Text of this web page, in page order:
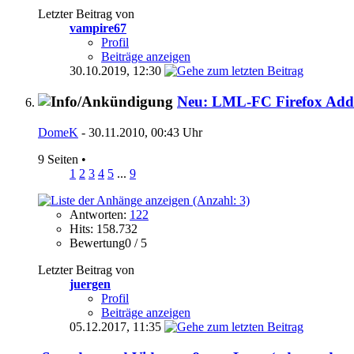
Letzter Beitrag von
vampire67
Profil
Beiträge anzeigen
30.10.2019, 12:30
Neu: LML-FC Firefox
DomeK - 30.11.2010, 00:43 Uhr
9 Seiten •
1 2 3 4 5 ... 9
Antworten: 122
Hits: 158.732
Bewertung0 / 5
Letzter Beitrag von
juergen
Profil
Beiträge anzeigen
05.12.2017, 11:35